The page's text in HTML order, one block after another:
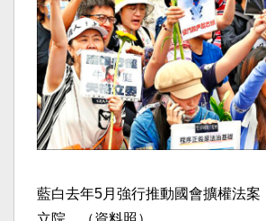
藍白去年5月強行推動國會擴權法案